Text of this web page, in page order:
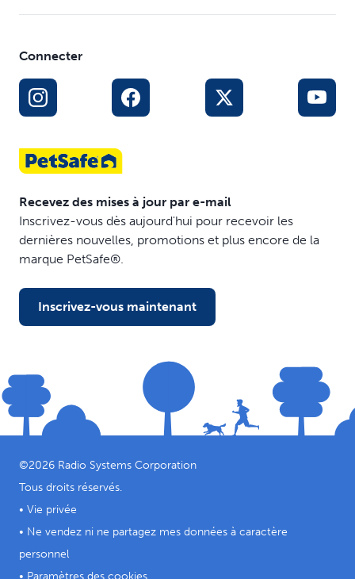
Connecter
Recevez des mises à jour par e-mail
Inscrivez-vous dès aujourd'hui pour recevoir les
dernières nouvelles, promotions et plus encore de la
marque PetSafe®.
Inscrivez-vous maintenant
©2026 Radio Systems Corporation
Tous droits réservés.
• Vie privée
• Ne vendez ni ne partagez mes données à caractère
personnel
• Paramètres des cookies